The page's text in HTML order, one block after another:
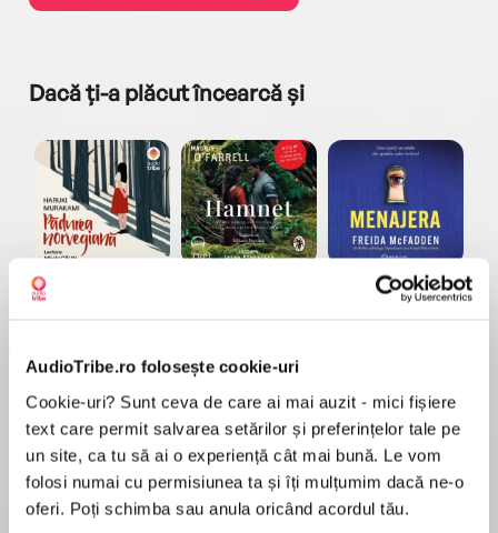
AudioTribe.ro folosește cookie-uri
Cookie-uri? Sunt ceva de care ai mai auzit - mici fișiere
text care permit salvarea setărilor și preferințelor tale pe
un site, ca tu să ai o experiență cât mai bună. Le vom
folosi numai cu permisiunea ta și îți mulțumim dacă ne-o
oferi. Poți schimba sau anula oricând acordul tău.
Dacă ți-a plăcut încearcă și
Pădurea norvegiană
Elita de Argint (Elita
de...
Dani Francis
Diavolul se îmbracă de
la...
Lauren Weisberger
Menajera
Freida McFadden
Migdală
Sohn Won-pyung